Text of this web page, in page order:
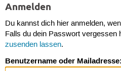
Anmelden
Du kannst dich hier anmelden,
Falls du dein Passwort vergessen
zusenden lassen.
Benutzername oder Mailadresse: